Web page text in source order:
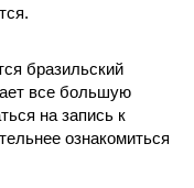
бразильский
все большую
на запись к
ознакомиться